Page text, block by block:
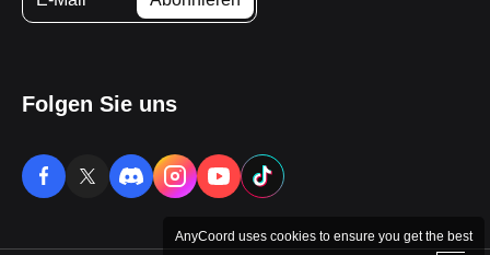
Folgen Sie uns
AnyCoord uses cookies to ensure you get the best